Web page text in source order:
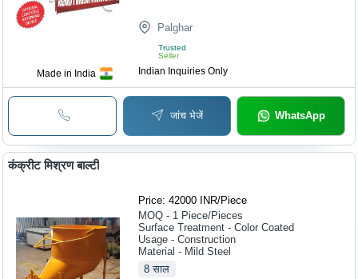
Made in India
Palghar
Trusted
Seller
Indian Inquiries Only
जांच भेजें WhatsApp
कंक्रीट मिश्रण बाल्टी
Price: 42000 INR/Piece
MOQ - 1 Piece/Pieces
Surface Treatment - Color Coated
Usage - Construction
Material - Mild Steel
8 साल